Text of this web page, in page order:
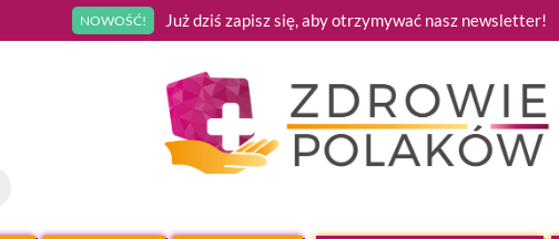
NOWOŚĆ! Już dziś zapisz się, aby otrzymywać nasz newsletter!